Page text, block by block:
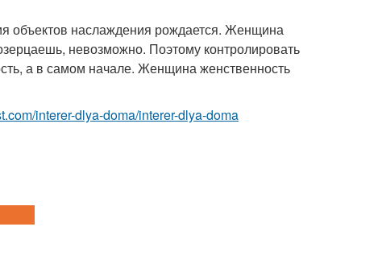
объектов наслаждения рождается. Женщина
невозможно. Поэтому контролировать
а в самом начале. Женщина женственность
interer-dlya-doma/interer-dlya-doma